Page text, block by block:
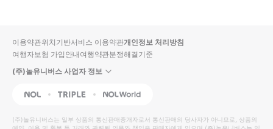
입니
다.
높
동
순
상
이용약관위치기반서비스 이용약관개인정보 처리방침
여행자보험 가입안내여행약관분쟁해결기준
(주)놀유니버스 사업자 정보
NOL Triple Interpark Global
(주)놀유니버스는 일부 상품의 통신판매중개자로서 통신판매의 당사자가 아니므로, 상품의